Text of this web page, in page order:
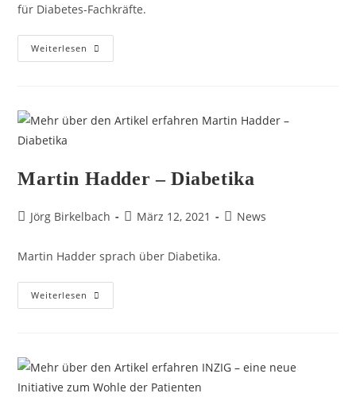
für Diabetes-Fachkräfte.
Weiterlesen
Martin Hadder – Diabetika
Jörg Birkelbach März 12, 2021 News
Martin Hadder sprach über Diabetika.
Weiterlesen